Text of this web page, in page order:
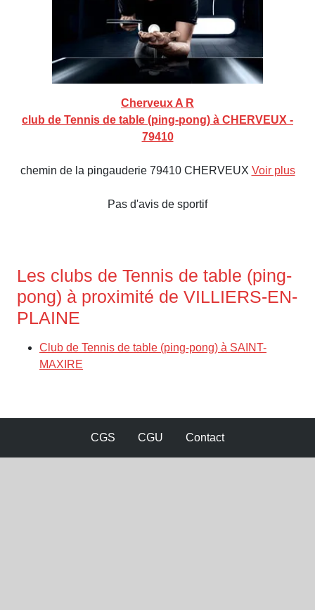
Cherveux A R
club de Tennis de table (ping-pong) à CHERVEUX -
79410
chemin de la pingauderie 79410 CHERVEUX Voir plus
Pas d'avis de sportif
Les clubs de Tennis de table (ping-
pong) à proximité de VILLIERS-EN-
PLAINE
Club de Tennis de table (ping-pong) à SAINT-
MAXIRE
CGS CGU Contact